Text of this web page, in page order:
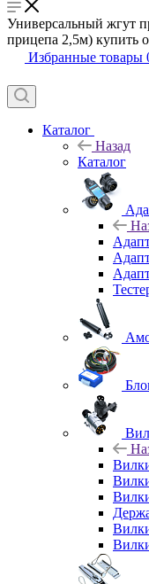
Универсальный жгут
прицепа 2,5м) купить
Избранные товары
Каталог
Назад
Каталог